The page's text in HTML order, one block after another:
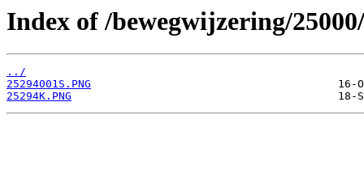
Index of /bewegwijzering/
../
25294001S.PNG
25294K.PNG